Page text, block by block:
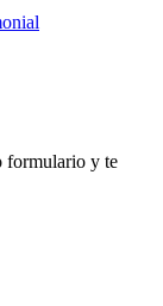
formulario y te